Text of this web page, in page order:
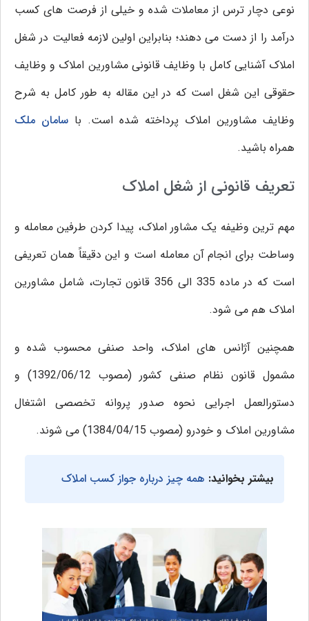
نوعی دچار ترس از معاملات شده و خیلی از فرصت های کسب
درآمد را از دست می دهند؛ بنابراین اولین لازمه فعالیت در شغل
املاک آشنایی کامل با وظایف قانونی مشاورین املاک و وظایف
حقوقی این شغل است که در این مقاله به طور کامل به شرح
وظایف مشاورین املاک پرداخته شده است. با سامان ملک
همراه باشید.
تعریف قانونی از شغل املاک
مهم ترین وظیفه یک مشاور املاک، پیدا کردن طرفین معامله و
وساطت برای انجام آن معامله است و این دقیقاً همان تعریفی
است که در ماده 335 الی 356 قانون تجارت، شامل مشاورین
املاک هم می شود.
همچنین آژانس های املاک، واحد صنفی محسوب شده و
مشمول قانون نظام صنفی کشور (مصوب 1392/06/12) و
دستورالعمل اجرایی نحوه صدور پروانه تخصصی اشتغال
مشاورین املاک و خودرو (مصوب 1384/04/15) می شوند.
بیشتر بخوانید: همه چیز درباره جواز کسب املاک